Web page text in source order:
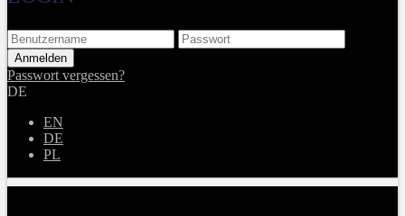
Passwort vergessen?
DE
EN
DE
PL